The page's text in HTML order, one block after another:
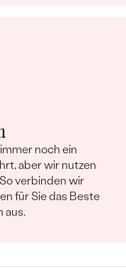
noch ein
aber wir nutzen
verbinden wir
für Sie das Beste
aus.